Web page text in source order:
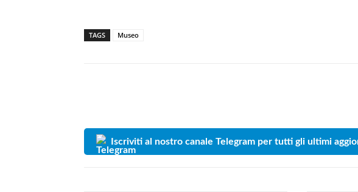
TAGS Museo
Iscriviti al nostro canale Telegram per tutti gli ultimi